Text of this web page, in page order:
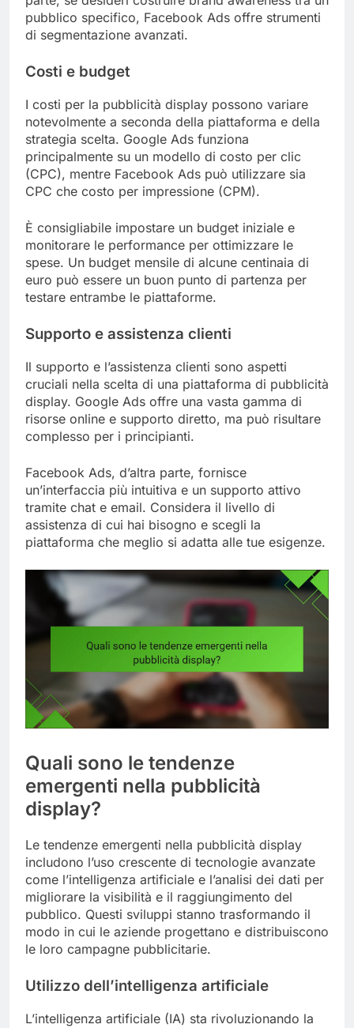
pubblico specifico, Facebook Ads offre strumenti
di segmentazione avanzati.
Costi e budget
I costi per la pubblicità display possono variare
notevolmente a seconda della piattaforma e della
strategia scelta. Google Ads funziona
principalmente su un modello di costo per clic
(CPC), mentre Facebook Ads può utilizzare sia
CPC che costo per impressione (CPM).
È consigliabile impostare un budget iniziale e
monitorare le performance per ottimizzare le
spese. Un budget mensile di alcune centinaia di
euro può essere un buon punto di partenza per
testare entrambe le piattaforme.
Supporto e assistenza clienti
Il supporto e l’assistenza clienti sono aspetti
cruciali nella scelta di una piattaforma di pubblicità
display. Google Ads offre una vasta gamma di
risorse online e supporto diretto, ma può risultare
complesso per i principianti.
Facebook Ads, d’altra parte, fornisce
un’interfaccia più intuitiva e un supporto attivo
tramite chat e email. Considera il livello di
assistenza di cui hai bisogno e scegli la
piattaforma che meglio si adatta alle tue esigenze.
Quali sono le tendenze
emergenti nella pubblicità
display?
Le tendenze emergenti nella pubblicità display
includono l’uso crescente di tecnologie avanzate
come l’intelligenza artificiale e l’analisi dei dati per
migliorare la visibilità e il raggiungimento del
pubblico. Questi sviluppi stanno trasformando il
modo in cui le aziende progettano e distribuiscono
le loro campagne pubblicitarie.
Utilizzo dell’intelligenza artificiale
L’intelligenza artificiale (IA) sta rivoluzionando la